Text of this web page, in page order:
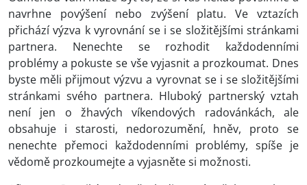
navrhne povýšení nebo zvýšení platu. Ve vztazích
přichází výzva k vyrovnání se i se složitějšími stránkami
partnera. Nenechte se rozhodit každodenními
problémy a pokuste se vše vyjasnit a prozkoumat. Dnes
byste měli přijmout výzvu a vyrovnat se i se složitějšími
stránkami svého partnera. Hluboký partnerský vztah
není jen o žhavých víkendových radovánkách, ale
obsahuje i starosti, nedorozumění, hněv, proto se
nenechte přemoci každodenními problémy, spíše je
vědomě prozkoumejte a vyjasněte si možnosti.